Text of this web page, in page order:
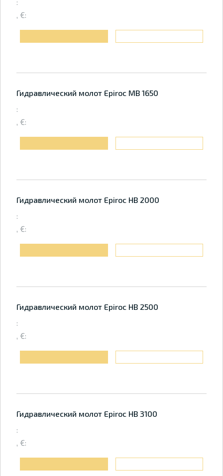
, €:
Гидравлический молот Epiroc MB 1650
:
, €:
Гидравлический молот Epiroc HB 2000
:
, €:
Гидравлический молот Epiroc HB 2500
:
, €:
Гидравлический молот Epiroc HB 3100
:
, €: